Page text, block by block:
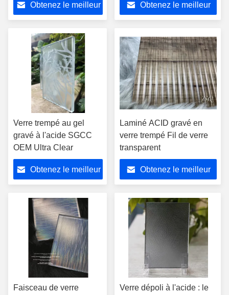
Obtenez le meilleur Obtenez le meilleur
Verre trempé au gel
gravé à l'acide SGCC
OEM Ultra Clear
Obtenez le meilleur
Laminé ACID gravé en
verre trempé Fil de verre
transparent
Obtenez le meilleur
Faisceau de verre
Verre dépoli à l'acide : le